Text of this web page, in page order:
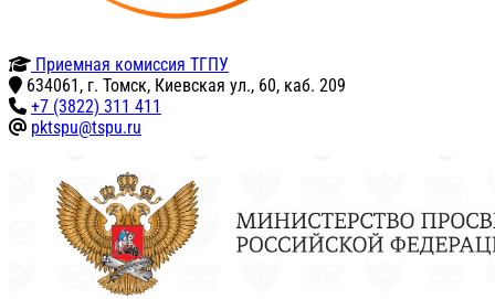
Приемная комиссия ТГПУ
634061, г. Томск, Киевская ул., 60, каб. 209
+7 (3822) 311 411
pktspu@tspu.ru